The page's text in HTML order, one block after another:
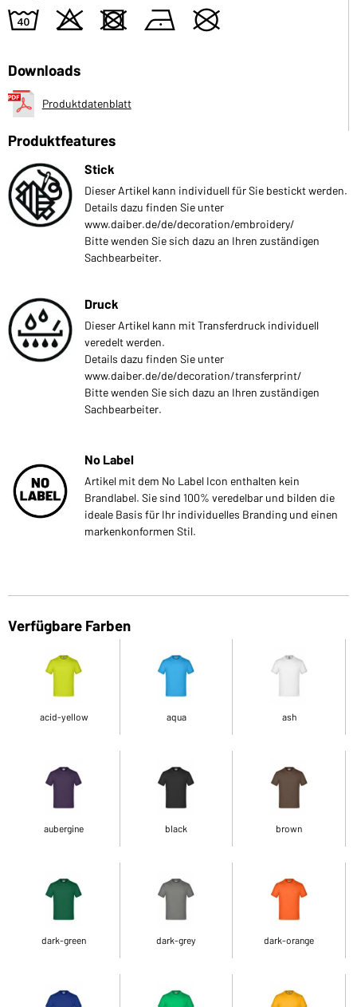
8 o d n U
Downloads
Produktdatenblatt
Produktfeatures
Stick
Dieser Artikel kann individuell für Sie bestickt werden.
Details dazu finden Sie unter
www.daiber.de/de/decoration/embroidery/
Bitte wenden Sie sich dazu an Ihren zuständigen
Sachbearbeiter.
Druck
Dieser Artikel kann mit Transferdruck individuell
veredelt werden.
Details dazu finden Sie unter
www.daiber.de/de/decoration/transferprint/
Bitte wenden Sie sich dazu an Ihren zuständigen
Sachbearbeiter.
No Label
Artikel mit dem No Label Icon enthalten kein
Brandlabel. Sie sind 100% veredelbar und bilden die
ideale Basis für Ihr individuelles Branding und einen
markenkonformen Stil.
Verfügbare Farben
acid-yellow aqua ash
aubergine black brown
dark-green dark-grey dark-orange